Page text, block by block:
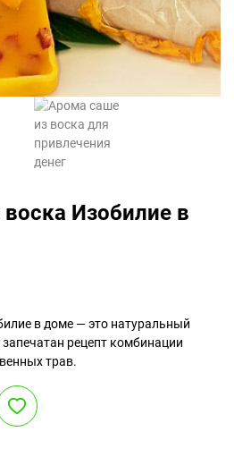
Изобилие в
в доме — это натуральный
рецепт комбинации
трав.